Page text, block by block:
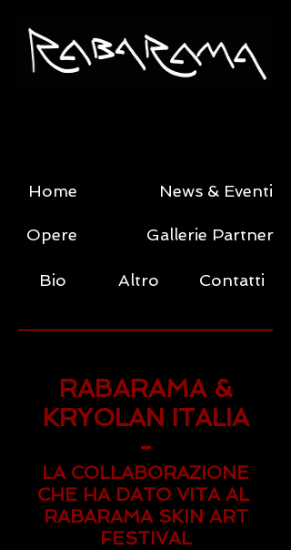
Home
Contatti
Altro
Bio
Gallerie Partner
Opere
News & Eventi
RABARAMA &
KRYOLAN ITALIA
-
LA COLLABORAZIONE
CHE HA DATO VITA AL
RABARAMA SKIN ART
FESTIVAL